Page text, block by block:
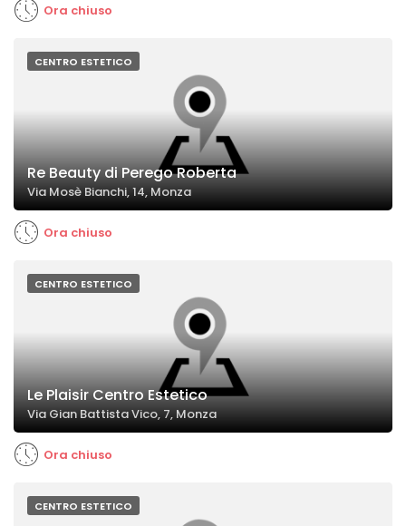
Ora chiuso
CENTRO ESTETICO
Re Beauty di Perego Roberta
Via Mosè Bianchi, 14, Monza
Ora chiuso
CENTRO ESTETICO
Le Plaisir Centro Estetico
Via Gian Battista Vico, 7, Monza
Ora chiuso
CENTRO ESTETICO